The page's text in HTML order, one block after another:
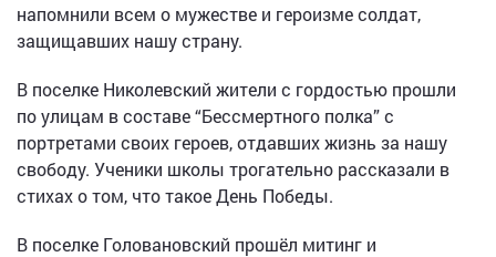
напомнили всем о мужестве и героизме солдат,
защищавших нашу страну.
В поселке Николевский жители с гордостью прошли
по улицам в составе “Бессмертного полка” с
портретами своих героев, отдавших жизнь за нашу
свободу. Ученики школы трогательно рассказали в
стихах о том, что такое День Победы.
В поселке Головановский прошёл митинг и